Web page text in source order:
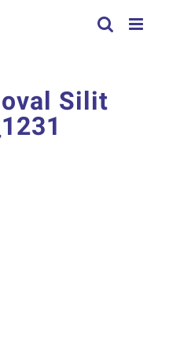
Silit